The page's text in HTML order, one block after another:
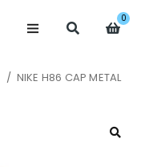
0
/ NIKE H86 CAP METAL